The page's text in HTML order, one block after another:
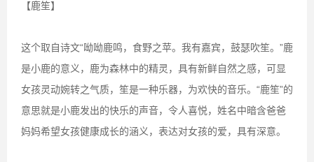
【鹿笙】
这个取自诗文“呦呦鹿鸣，食野之苹。我有嘉宾，鼓瑟吹笙。”鹿
是小鹿的意义，鹿为森林中的精灵，具有新鲜自然之感，可显
女孩灵动婉转之气质，笙是一种乐器，为欢快的音乐。“鹿笙”的
意思就是小鹿发出的快乐的声音，令人喜悦，姓名中暗含爸爸
妈妈希望女孩健康成长的涵义，表达对女孩的爱，具有深意。